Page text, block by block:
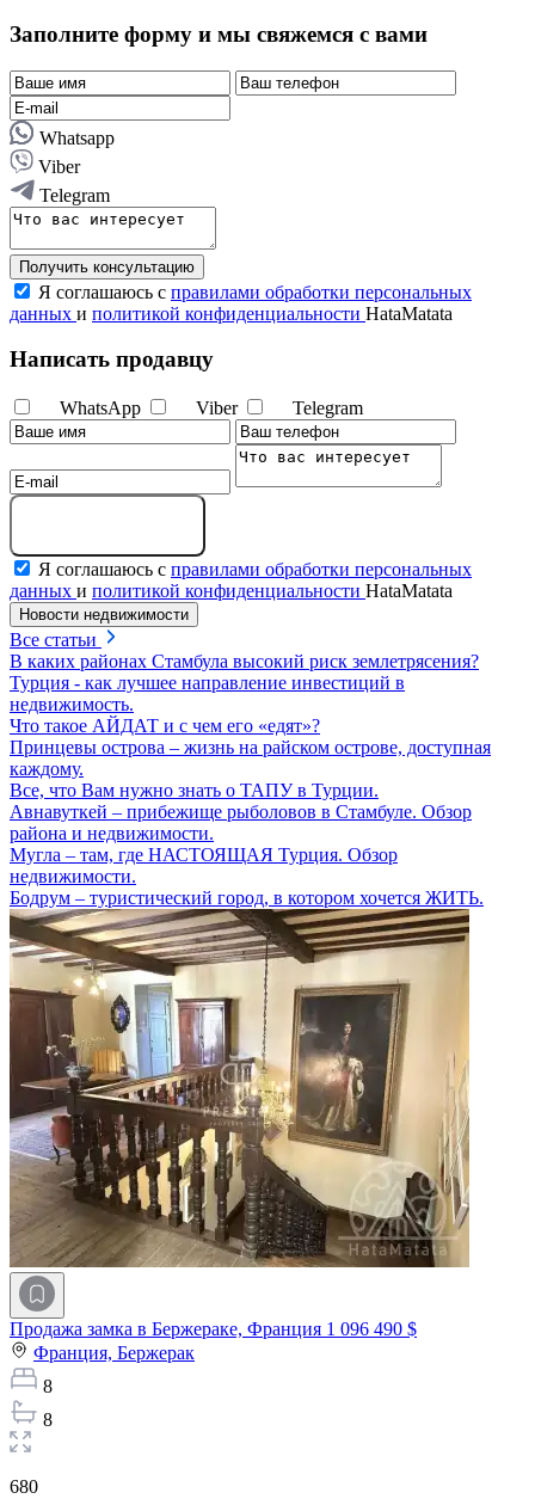
Заполните форму и мы свяжемся с вами
Whatsapp
Viber
Telegram
Получить консультацию
Я соглашаюсь с правилами обработки персональных
данных и политикой конфиденциальности HataMatata
Написать продавцу
WhatsApp Viber Telegram
Я соглашаюсь с правилами обработки персональных
данных и политикой конфиденциальности HataMatata
Новости недвижимости
Все статьи
В каких районах Стамбула высокий риск землетрясения?
Турция - как лучшее направление инвестиций в
недвижимость.
Что такое АЙДАТ и с чем его «едят»?
Принцевы острова – жизнь на райском острове, доступная
каждому.
Все, что Вам нужно знать о ТАПУ в Турции.
Авнавуткей – прибежище рыболовов в Стамбуле. Обзор
района и недвижимости.
Мугла – там, где НАСТОЯЩАЯ Турция. Обзор
недвижимости.
Бодрум – туристический город, в котором хочется ЖИТЬ.
Продажа замка в Бержераке, Франция 1 096 490 $
Франция, Бержерак
8
8
680